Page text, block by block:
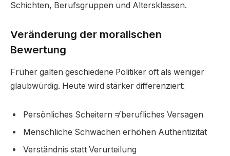
Schichten, Berufsgruppen und Altersklassen.
Veränderung der moralischen
Bewertung
Früher galten geschiedene Politiker oft als weniger
glaubwürdig. Heute wird stärker differenziert:
Persönliches Scheitern ≠ berufliches Versagen
Menschliche Schwächen erhöhen Authentizität
Verständnis statt Verurteilung